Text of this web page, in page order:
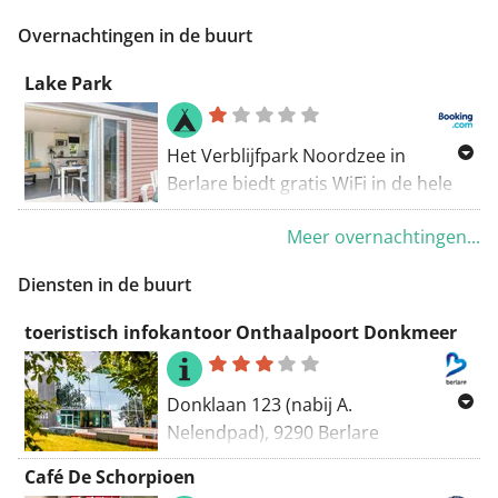
Overnachtingen in de buurt
Lake Park
Het Verblijfpark Noordzee in
Berlare biedt gratis WiFi in de hele
accommodatie en ligt op 35 km van
Brussel Antwerpen ligt 36 km
driehoek Brussel, Gent en
Antwerpen ligt aan een meer.
Meer overnachtingen...
Diensten in de buurt
toeristisch infokantoor Onthaalpoort Donkmeer
Donklaan 123 (nabij A.
Nelendpad), 9290 Berlare
052 36 92 50,
Café De Schorpioen